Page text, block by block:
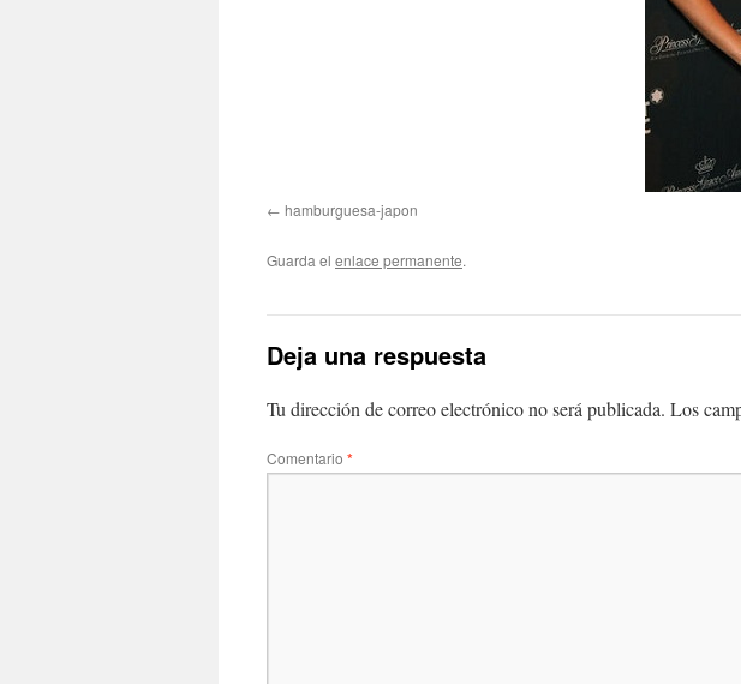
hamburguesa-japon
Guarda el enlace permanente.
Deja una respuesta
Tu dirección de correo electrónico no será publicada. Los
Comentario *